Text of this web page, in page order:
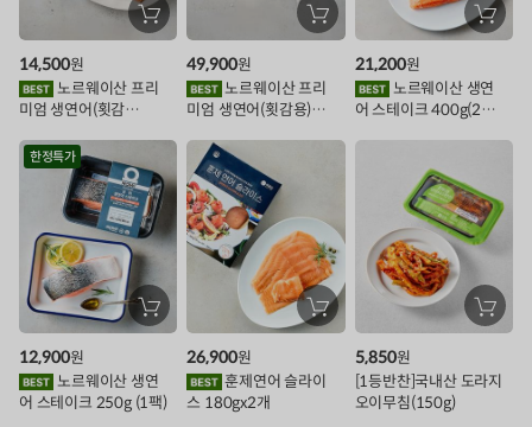
인
이
트
장
바
에
담
노르웨이산 프리
미엄 생연어(횟감
14,500원
장
바
에
담
기
노르웨이산 프리
미엄 생연어(횟감용)
49,900원
장
바
에
담
기
어 스테이크 400g(2조
21,200원
한정특가
장
바
에
담
기
노르웨이산 생연
어 스테이크 250g (1팩)
12,900원
장
바
에
담
훈제연어 슬라이
스 180gx2개
26,900원
장
바
에
담
[1등반찬]국내산 도라지
오이무침(150g)
5,850원